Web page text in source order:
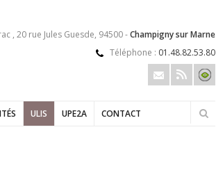
, 20 rue Jules Guesde, 94500 -Champigny sur Marne
Téléphone : 01.48.82.53.80
ULIS UPE2A CONTACT